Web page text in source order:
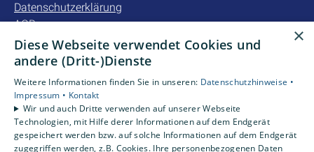
Datenschutzerklärung
AGB
Unsere Bereiche
Gewerbekunden
Karriere
Unternehmen
Kontakt
×
Diese Webseite verwendet Cookies und
andere (Dritt-)Dienste
Weitere Informationen finden Sie in unseren: Datenschutzhinweise •
Impressum • Kontakt
Wir und auch Dritte verwenden auf unserer Webseite
Technologien, mit Hilfe derer Informationen auf dem Endgerät
gespeichert werden bzw. auf solche Informationen auf dem Endgerät
zugegriffen werden, z.B. Cookies. Ihre personenbezogenen Daten